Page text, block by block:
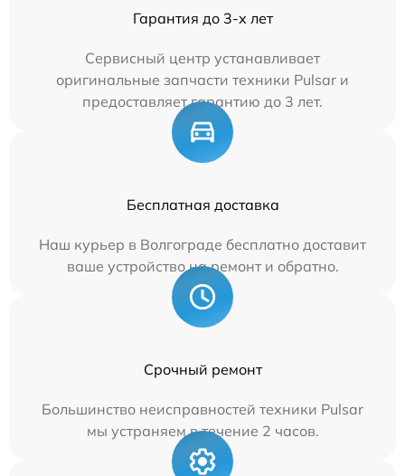
Гарантия до 3-х лет
Сервисный центр устанавливает
оригинальные запчасти техники Pulsar и
предоставляет гарантию до 3 лет.
Бесплатная доставка
Наш курьер в Волгограде бесплатно доставит
ваше устройство на ремонт и обратно.
Срочный ремонт
Большинство неисправностей техники Pulsar
мы устраняем в течение 2 часов.